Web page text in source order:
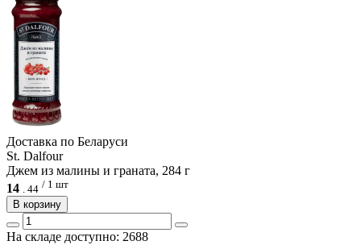
Доcтавка по Беларуси
St. Dalfour
Джем из малины и граната, 284 г
14 . 44 / 1 шт
В корзину
На складе доступно: 2688